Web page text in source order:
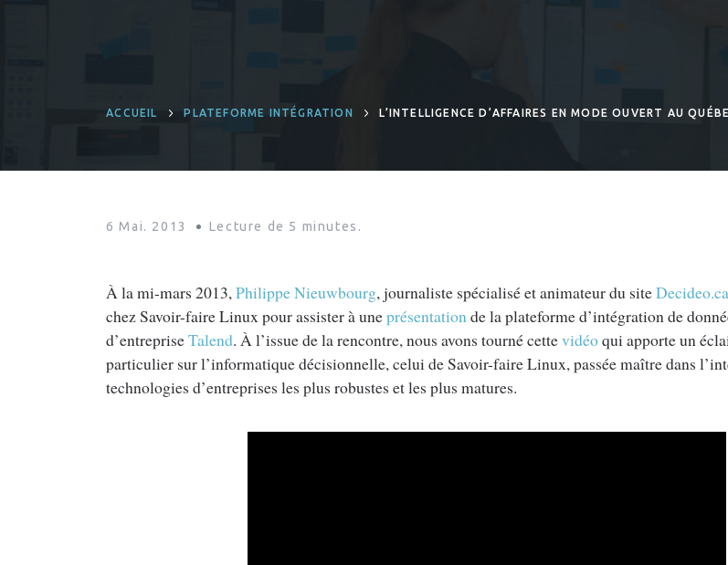
ACCUEIL PLATEFORME INTÉGRATION L’INTELLIGENCE D’AFFAIRES EN MODE OUVERT AU
6 Mai. 2013 Lecture de 5 minutes.
À la mi-mars 2013,Philippe Nieuwbourg, journaliste spécialisé et animateur du siteDecideo.ca
chez Savoir-faire Linux pour assister à uneprésentationde la plateforme d’intégration de
d’entrepriseTalend. À l’issue de la rencontre, nous avons tourné cettevidéoqui apporte un
particulier sur l’informatique décisionnelle, celui de Savoir-faire Linux, passée maître dans
technologies d’entreprises les plus robustes et les plus matures.